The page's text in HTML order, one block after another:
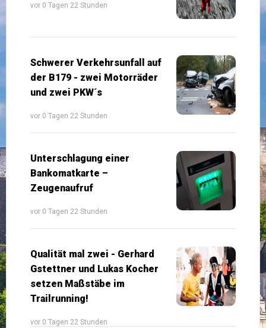
vor 0 Tagen 22 Stunden
Schwerer Verkehrsunfall auf
der B179 - zwei Motorräder
und zwei PKW´s
vor 0 Tagen 22 Stunden
Unterschlagung einer
Bankomatkarte –
Zeugenaufruf
vor 0 Tagen 22 Stunden
Qualität mal zwei - Gerhard
Gstettner und Lukas Kocher
setzen Maßstäbe im
Trailrunning!
vor 0 Tagen 22 Stunden